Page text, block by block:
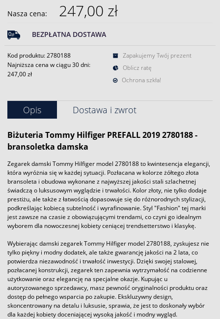
Nasza cena: 247,00 zł
BEZPŁATNA DOSTAWA
Kod produktu: 2780188
Najniższa cena w ciągu 30 dni:
247,00 zł
Zapakujemy Twój prezent
Oblicz ratę
Ochrona szkła!
Opis Dostawa i zwrot
Biżuteria Tommy Hilfiger PREFALL 2019 2780188 -
bransoletka damska
Zegarek damski Tommy Hilfiger model 2780188 to kwintesencja elegancji,
która wyróżnia się w każdej sytuacji. Pozłacana w kolorze żółtego złota
bransoleta i obudowa wykonane z najwyższej jakości stali szlachetnej
świadczą o luksusowym wyglądzie i trwałości. Kolor złoty, nie tylko dodaje
prestiżu, ale także z łatwością dopasowuje się do różnorodnych stylizacji,
podkreślając kobiecą subtelność i wyrafinowanie. Styl "Fashion" tej marki
jest zawsze na czasie z obowiązującymi trendami, co czyni go idealnym
wyborem dla nowoczesnej kobiety ceniącej trendsetterstwo i klasykę.
Wybierając damski zegarek Tommy Hilfiger model 2780188, zyskujesz nie
tylko piękny i modny dodatek, ale także gwarancję jakości na 2 lata, co
potwierdza niezawodność i trwałość inwestycji. Dzięki swojej stalowej,
pozłacanej konstrukcji, zegarek ten zapewnia wytrzymałość na codzienne
użytkowanie oraz elegancję na specjalne okazje. Kupując u
autoryzowanego sprzedawcy, masz pewność oryginalności produktu oraz
dostęp do pełnego wsparcia po zakupie. Ekskluzywny design,
skoncentrowany na detalu i luksusie, sprawia, że jest to doskonały wybór
dla każdej kobiety doceniającej wysoką jakość i modny wygląd.